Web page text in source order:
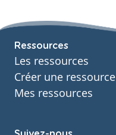
Ressources
Les ressources
Créer une ressource
Mes ressources